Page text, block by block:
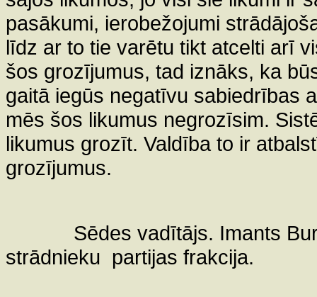
pasākumi, ierobežojumi
līdz ar to tie varētu tikt atcelti arī
šos grozījumus, tad iznāks, ka
gaitā iegūs negatīvu sabiedrības
mēs šos likumus negrozīsim.
likumus grozīt. Valdība to ir
grozījumus.
Sēdes vadītājs. Imants
strādnieku partijas frakcija.